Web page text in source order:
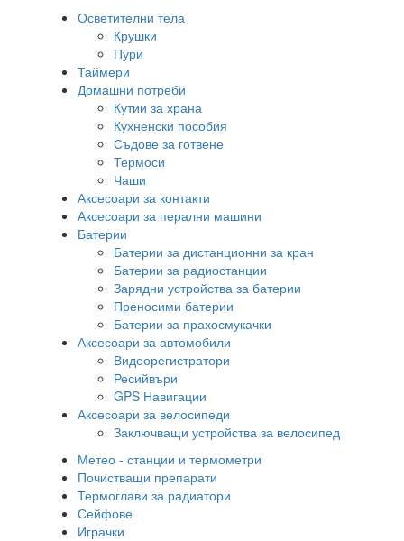
Осветителни тела
Крушки
Пури
Таймери
Домашни потреби
Кутии за храна
Кухненски пособия
Съдове за готвене
Термоси
Чаши
Аксесоари за контакти
Аксесоари за перални машини
Батерии
Батерии за дистанционни за кран
Батерии за радиостанции
Зарядни устройства за батерии
Преносими батерии
Батерии за прахосмукачки
Аксесоари за автомобили
Видеорегистратори
Ресийвъри
GPS Навигации
Аксесоари за велосипеди
Заключващи устройства за велосипед
Метео - станции и термометри
Почистващи препарати
Термоглави за радиатори
Сейфове
Играчки